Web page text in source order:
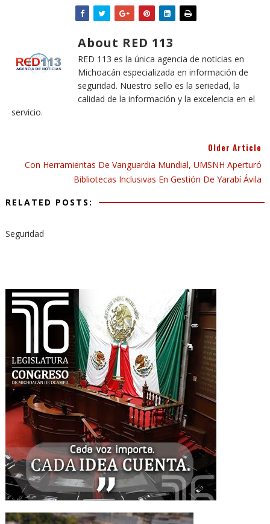
About RED 113
RED 113 es la única agencia de noticias en
Michoacán especializada en información de
seguridad. Nuestro sello es la seriedad, la
calidad de la información y la excelencia en el
servicio.
Older Article
Con Herramientas De Vanguardia Mundial, UMSNH Aperturó
Bibliotecas Inclusivas En Gestión De Yarabí Ávila
RELATED POSTS:
Seguridad